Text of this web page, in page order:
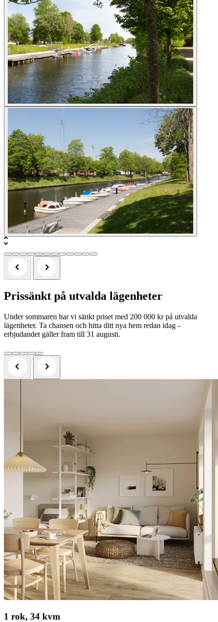
Prissänkt på utvalda lägenheter
Under sommaren har vi sänkt priset med 200 000 kr på utvalda
lägenheter. Ta chansen och hitta ditt nya hem redan idag -
erbjudandet gäller fram till 31 augusti.
1 rok, 34 kvm